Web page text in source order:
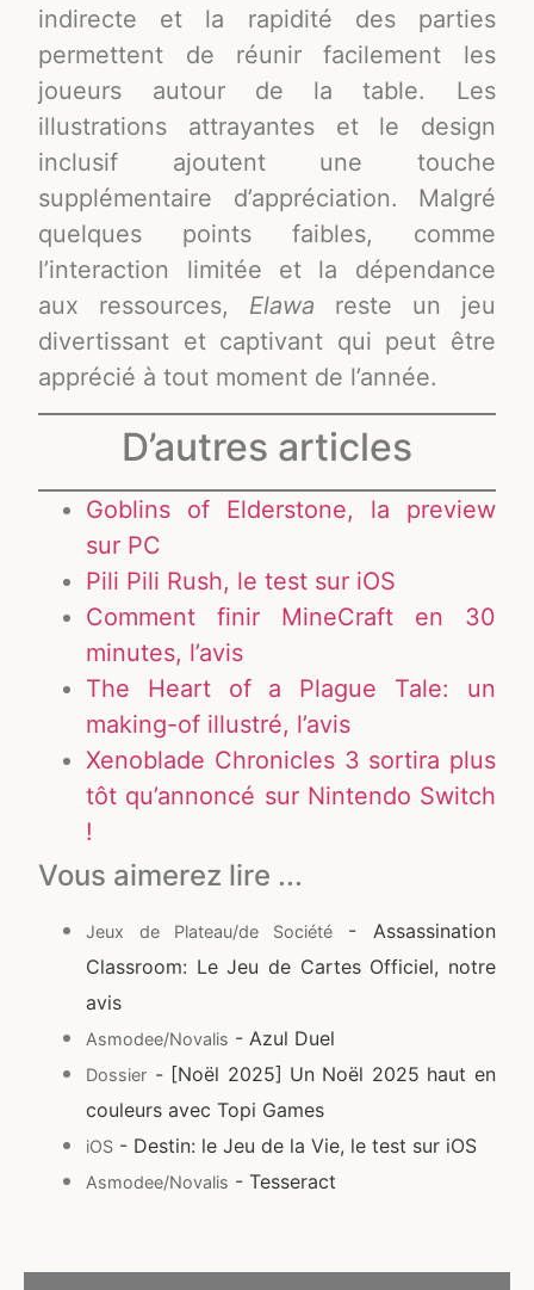
indirecte et la rapidité des parties
permettent de réunir facilement les
joueurs autour de la table. Les
illustrations attrayantes et le design
inclusif ajoutent une touche
supplémentaire d’appréciation. Malgré
quelques points faibles, comme
l’interaction limitée et la dépendance
aux ressources, Elawa reste un jeu
divertissant et captivant qui peut être
apprécié à tout moment de l’année.
D’autres articles
Goblins of Elderstone, la preview
sur PC
Pili Pili Rush, le test sur iOS
Comment finir MineCraft en 30
minutes, l’avis
The Heart of a Plague Tale: un
making-of illustré, l’avis
Xenoblade Chronicles 3 sortira plus
tôt qu’annoncé sur Nintendo Switch
!
Vous aimerez lire ...
Jeux de Plateau/de Société - Assassination
Classroom: Le Jeu de Cartes Officiel, notre
avis
Asmodee/Novalis - Azul Duel
Dossier - [Noël 2025] Un Noël 2025 haut en
couleurs avec Topi Games
iOS - Destin: le Jeu de la Vie, le test sur iOS
Asmodee/Novalis - Tesseract